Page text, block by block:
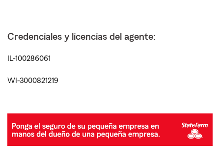
Credenciales y licencias del agente:
IL-100286061
WI-3000821219